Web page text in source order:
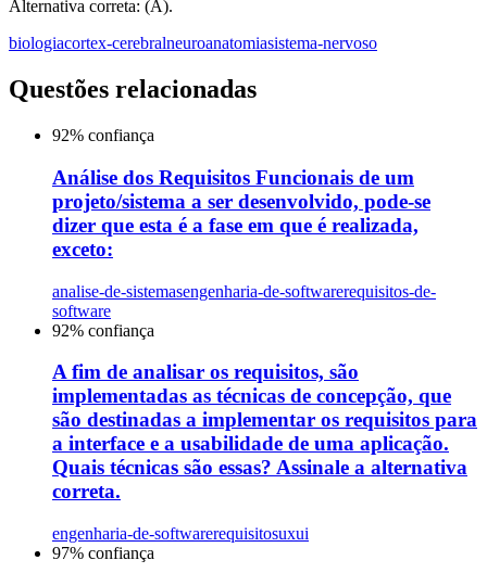
Alternativa correta: (A).
biologiacortex-cerebralneuroanatomiasistema-nervoso
Questões relacionadas
92% confiança
Análise dos Requisitos Funcionais de um
projeto/sistema a ser desenvolvido, pode-se
dizer que esta é a fase em que é realizada,
exceto:
analise-de-sistemasengenharia-de-softwarerequisitos-de-
software
92% confiança
A fim de analisar os requisitos, são
implementadas as técnicas de concepção, que
são destinadas a implementar os requisitos para
a interface e a usabilidade de uma aplicação.
Quais técnicas são essas? Assinale a alternativa
correta.
engenharia-de-softwarerequisitosuxui
97% confiança